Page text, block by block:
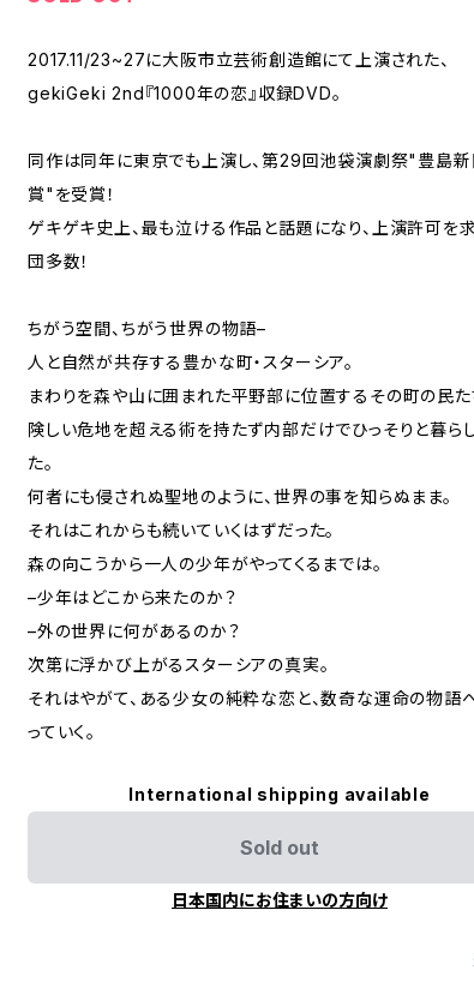
2017.11/23~27に大阪市立芸術創造館にて上演された、
gekiGeki 2nd『1000年の恋』収録DVD。
同作は同年に東京でも上演し、第29回池袋演劇祭"豊島新
賞"を受賞！
ゲキゲキ史上、最も泣ける作品と話題になり、上演許可を
団多数！
ちがう空間、ちがう世界の物語–
人と自然が共存する豊かな町・スターシア。
まわりを森や山に囲まれた平野部に位置するその町の民た
険しい危地を超える術を持たず内部だけでひっそりと暮ら
た。
何者にも侵されぬ聖地のように、世界の事を知らぬまま。
それはこれからも続いていくはずだった。
森の向こうから一人の少年がやってくるまでは。
–少年はどこから来たのか？
–外の世界に何があるのか？
次第に浮かび上がるスターシアの真実。
それはやがて、ある少女の純粋な恋と、数奇な運命の物語
っていく。
International shipping available
Sold out
日本国内にお住まいの方向け